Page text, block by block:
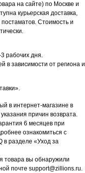
на сайте) по Москве и
курьерская доставка,
Стоимость и
рабочих дня.
в зависимости от региона и
в интернет-магазине в
причин возврата.
6 месяцев при
ознакомиться с
в разделе «Уход за
товара вы обнаружили
почте support@zillions.ru.